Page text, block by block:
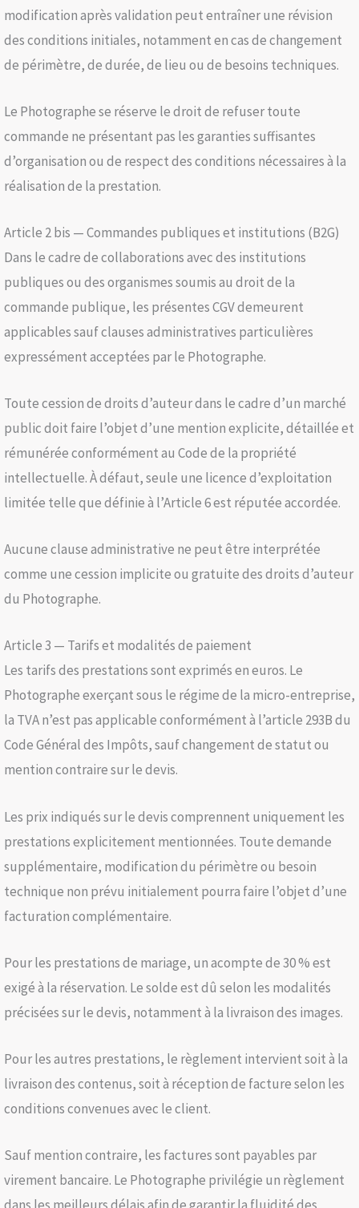
modification après validation peut entraîner une révision
des conditions initiales, notamment en cas de changement
de périmètre, de durée, de lieu ou de besoins techniques.
Le Photographe se réserve le droit de refuser toute
commande ne présentant pas les garanties suffisantes
d’organisation ou de respect des conditions nécessaires à la
réalisation de la prestation.
Article 2 bis — Commandes publiques et institutions (B2G)
Dans le cadre de collaborations avec des institutions
publiques ou des organismes soumis au droit de la
commande publique, les présentes CGV demeurent
applicables sauf clauses administratives particulières
expressément acceptées par le Photographe.
Toute cession de droits d’auteur dans le cadre d’un marché
public doit faire l’objet d’une mention explicite, détaillée et
rémunérée conformément au Code de la propriété
intellectuelle. À défaut, seule une licence d’exploitation
limitée telle que définie à l’Article 6 est réputée accordée.
Aucune clause administrative ne peut être interprétée
comme une cession implicite ou gratuite des droits d’auteur
du Photographe.
Article 3 — Tarifs et modalités de paiement
Les tarifs des prestations sont exprimés en euros. Le
Photographe exerçant sous le régime de la micro-entreprise,
la TVA n’est pas applicable conformément à l’article 293B du
Code Général des Impôts, sauf changement de statut ou
mention contraire sur le devis.
Les prix indiqués sur le devis comprennent uniquement les
prestations explicitement mentionnées. Toute demande
supplémentaire, modification du périmètre ou besoin
technique non prévu initialement pourra faire l’objet d’une
facturation complémentaire.
Pour les prestations de mariage, un acompte de 30 % est
exigé à la réservation. Le solde est dû selon les modalités
précisées sur le devis, notamment à la livraison des images.
Pour les autres prestations, le règlement intervient soit à la
livraison des contenus, soit à réception de facture selon les
conditions convenues avec le client.
Sauf mention contraire, les factures sont payables par
virement bancaire. Le Photographe privilégie un règlement